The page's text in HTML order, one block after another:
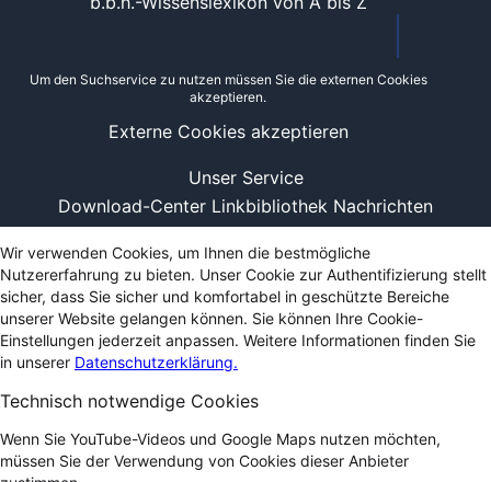
Unser Service
Download-Center Linkbibliothek Nachrichten
Um den Suchservice zu nutzen müssen Sie die externen Cookies
akzeptieren.
Externe Cookies akzeptieren
Wir verwenden Cookies, um Ihnen die bestmögliche
Nutzererfahrung zu bieten. Unser Cookie zur Authentifizierung stellt
sicher, dass Sie sicher und komfortabel in geschützte Bereiche
unserer Website gelangen können. Sie können Ihre Cookie-
Einstellungen jederzeit anpassen. Weitere Informationen finden Sie
in unserer Datenschutzerklärung.
Technisch notwendige Cookies
Wenn Sie YouTube-Videos und Google Maps nutzen möchten,
müssen Sie der Verwendung von Cookies dieser Anbieter